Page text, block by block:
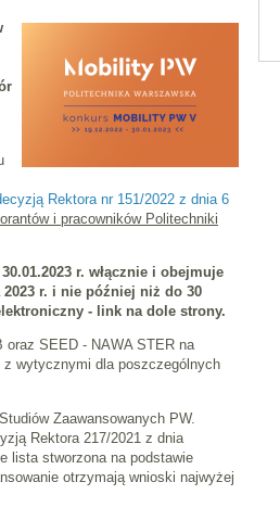
Rektora nr 151/2022 z dnia 6
i pracowników Politechniki
r. włącznie i obejmuje
r. i nie później niż do 30
- link na dole strony.
oraz SEED - NAWA STER na
wytycznymi dla poszczególnych
Zaawansowanych PW.
Rektora 217/2021 z dnia
lista stworzona na podstawie
otrzymają wnioski najwyżej